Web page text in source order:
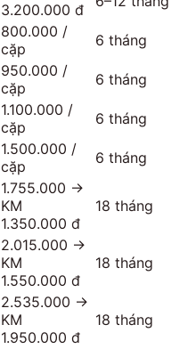
3.200.000 đ
800.000 /
cặp
6 tháng
950.000 /
cặp
6 tháng
1.100.000 /
cặp
6 tháng
1.500.000 /
cặp
6 tháng
1.755.000 →
KM
1.350.000 đ
18 tháng
2.015.000 →
KM
1.550.000 đ
18 tháng
2.535.000 →
KM
1.950.000 đ
18 tháng